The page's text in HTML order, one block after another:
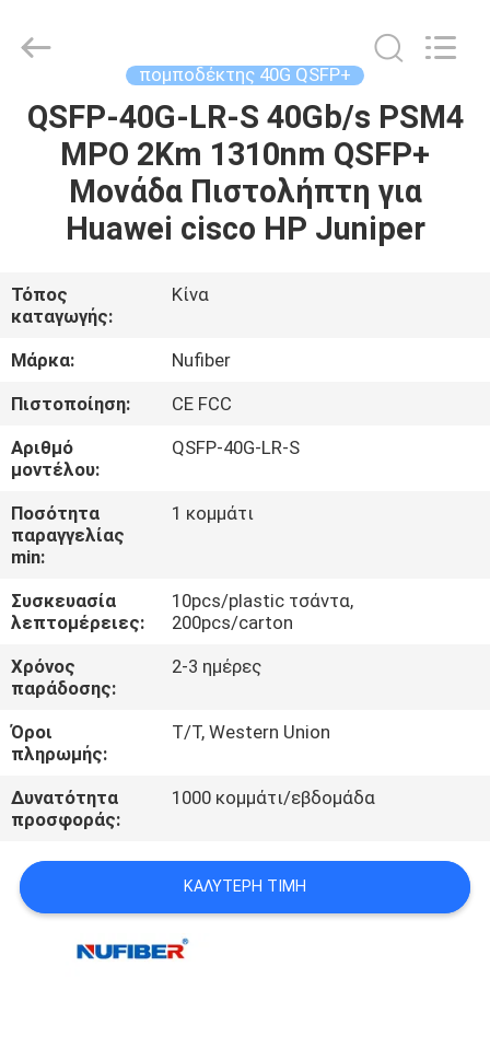
ΣΠΊΤΙ
ΠΡΟΪΌΝΤΑ
ΕΜΕΊΣ
ΓΎΡΟΣ
ΕΡΓΟΣΤΑΣΊΩΝ
ΠΟΙΟΤΙΚΌΣ
ΈΛΕΓΧΟΣ
ΕΛΆΤΕ
ΣΕ
ΕΠΑΦΉ
ΜΕ
ΕΙΔΉΣΕΙΣ
ΖΗΤΉΣΤΕ
ΈΝΑ
ΑΠΌΣΠΑΣΜΑ
Co.,Ltd.
Developed
πομποδέκτης 40G QSFP+
QSFP-40G-LR-S 40Gb/s PSM4
MPO 2Km 1310nm QSFP+
Μονάδα Πιστολήπτη για
Huawei cisco HP Juniper
Τόπος
καταγωγής:
Κίνα
Μάρκα:
Nufiber
Πιστοποίηση:
CE FCC
Αριθμό
μοντέλου:
QSFP-40G-LR-S
Ποσότητα
παραγγελίας
min:
1 κομμάτι
Συσκευασία
λεπτομέρειες:
10pcs/plastic τσάντα,
200pcs/carton
Χρόνος
παράδοσης:
2-3 ημέρες
Όροι
πληρωμής:
T/T, Western Union
Δυνατότητα
προσφοράς:
1000 κομμάτι/εβδομάδα
ΚΑΛΎΤΕΡΗ ΤΙΜΉ